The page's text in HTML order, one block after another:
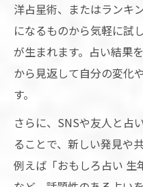
洋占星術、またはランキ
になるものから気軽に試
が生まれます。占い結果
から見返して自分の変化
す。
さらに、SNSや友人と占
ることで、新しい発見や
例えば「おもしろ占い 生